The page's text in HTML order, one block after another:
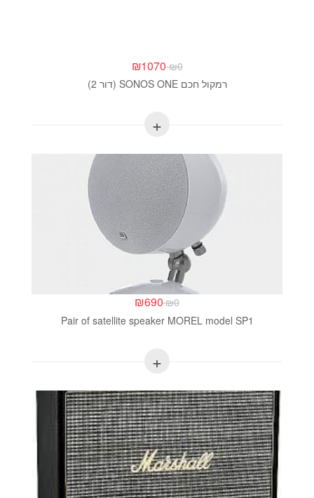
₪0
₪1070
רמקול חכם SONOS ONE (דור 2)
₪0
₪690
Pair of satellite speaker MOREL model SP1